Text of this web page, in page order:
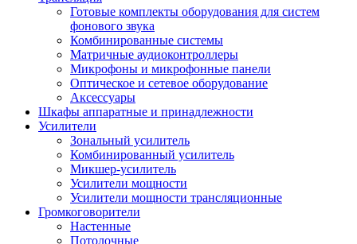
Готовые комплекты оборудования для систем
фонового звука
Комбинированные системы
Матричные аудиоконтроллеры
Микрофоны и микрофонные панели
Оптическое и сетевое оборудование
Аксессуары
Шкафы аппаратные и принадлежности
Усилители
Зональный усилитель
Комбинированный усилитель
Микшер-усилитель
Усилители мощности
Усилители мощности трансляционные
Громкоговорители
Настенные
Потолочные